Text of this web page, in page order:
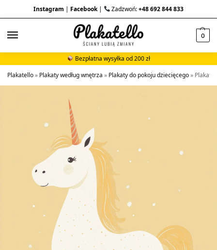
Instagram | Facebook| Zadzwoń:+48 692 844 833
0
Bezpłatna wysyłka od 200 zł
Plakatello» Plakaty według wnętrza » Plakaty do pokoju dziecięcego» Plakat